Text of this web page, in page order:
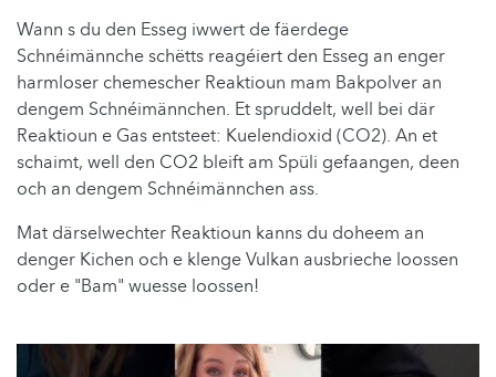
Wann s du den Esseg iwwert de fäerdege
Schnéimännche schëtts reagéiert den Esseg an enger
harmloser chemescher Reaktioun mam Bakpolver an
dengem Schnéimännchen. Et spruddelt, well bei där
Reaktioun e Gas entsteet: Kuelendioxid (CO2). An et
schaimt, well den CO2 bleift am Spüli gefaangen, deen
och an dengem Schnéimännchen ass.
Mat därselwechter Reaktioun kanns du doheem an
denger Kichen och e klenge Vulkan ausbrieche loossen
oder e "Bam" wuesse loossen!